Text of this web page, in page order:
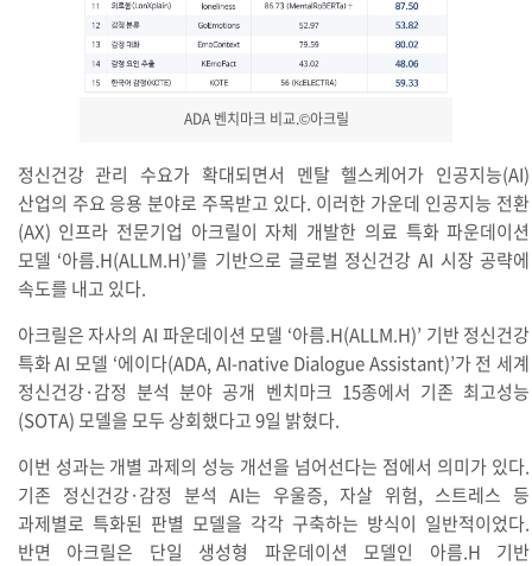
ADA 벤치마크 비교.©아크릴
정신건강 관리 수요가 확대되면서 멘탈 헬스케어가 인공지능(AI)
산업의 주요 응용 분야로 주목받고 있다. 이러한 가운데 인공지능 전환
(AX) 인프라 전문기업 아크릴이 자체 개발한 의료 특화 파운데이션
모델 ‘아름.H(ALLM.H)’를 기반으로 글로벌 정신건강 AI 시장 공략에
속도를 내고 있다.
아크릴은 자사의 AI 파운데이션 모델 ‘아름.H(ALLM.H)’ 기반 정신건강
특화 AI 모델 ‘에이다(ADA, AI-native Dialogue Assistant)’가 전 세계
정신건강·감정 분석 분야 공개 벤치마크 15종에서 기존 최고성능
(SOTA) 모델을 모두 상회했다고 9일 밝혔다.
이번 성과는 개별 과제의 성능 개선을 넘어선다는 점에서 의미가 있다.
기존 정신건강·감정 분석 AI는 우울증, 자살 위험, 스트레스 등
과제별로 특화된 판별 모델을 각각 구축하는 방식이 일반적이었다.
반면 아크릴은 단일 생성형 파운데이션 모델인 아름.H 기반